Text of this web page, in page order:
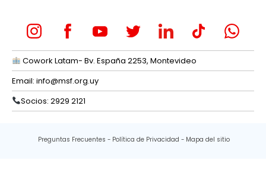
Cowork Latam- Bv. España 2253, Montevideo
Email: info@msf.org.uy
Socios: 2929 2121
Preguntas Frecuentes Política de Privacidad Mapa del sitio